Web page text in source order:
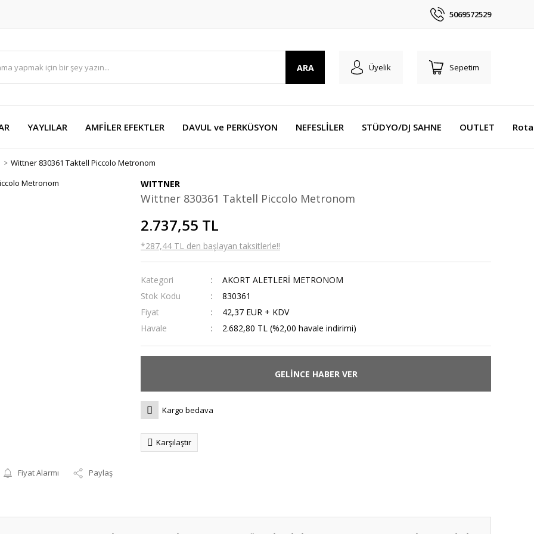
5069572529
ARA Üyelik Sepetim
YAYLILAR AMFİLER EFEKTLER DAVUL ve PERKÜSYON NEFESLİLER STÜDYO/DJ SAHNE OUTLET
Wittner 830361 Taktell Piccolo Metronom
Fiyat Alarmı Paylaş
WITTNER
Wittner 830361 Taktell Piccolo Metronom
2.737,55 TL
*287,44 TL den başlayan taksitlerle!!
Kategori
AKORT ALETLERİ METRONOM
Stok Kodu
830361
Fiyat
42,37 EUR + KDV
Havale
2.682,80 TL (%2,00 havale indirimi)
GELİNCE HABER VER
Kargo bedava
Karşılaştır